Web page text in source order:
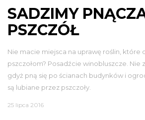
SADZIMY
PSZCZÓŁ
Nie macie miejsca na uprawę roślin, które
pszczołom? Posadźcie winobluszcze. Nie
gdyż pną się po ścianach budynków i
są lubiane przez pszczoły.
25 lipca 2016